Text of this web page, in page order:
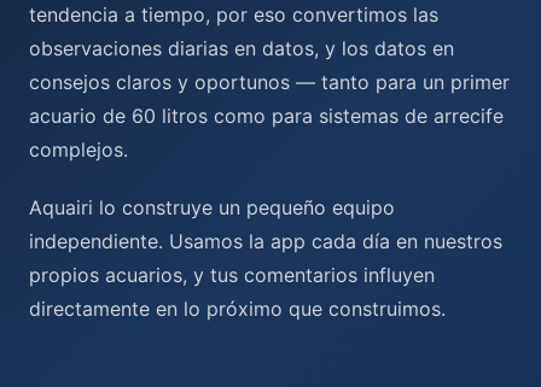
tendencia a tiempo, por eso convertimos las
observaciones diarias en datos, y los datos en
consejos claros y oportunos — tanto para un primer
acuario de 60 litros como para sistemas de arrecife
complejos.
Aquairi lo construye un pequeño equipo
independiente. Usamos la app cada día en nuestros
propios acuarios, y tus comentarios influyen
directamente en lo próximo que construimos.